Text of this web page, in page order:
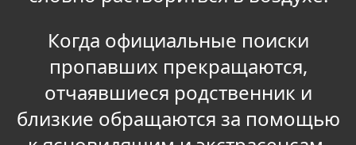
Когда официальные поиски
пропавших прекращаются,
отчаявшиеся родственник и
близкие обращаются за помощью